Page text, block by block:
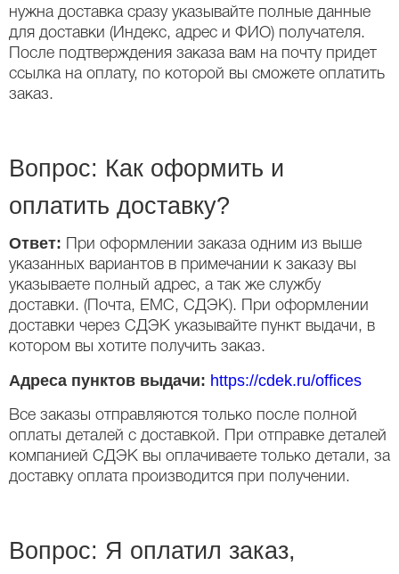
нужна доставка сразу указывайте полные данные
для доставки (Индекс, адрес и ФИО) получателя.
После подтверждения заказа вам на почту придет
ссылка на оплату, по которой вы сможете оплатить
заказ.
Вопрос: Как оформить и
оплатить доставку?
Ответ:
При оформлении заказа одним из выше
указанных вариантов в примечании к заказу вы
указываете полный адрес, а так же службу
доставки. (Почта, ЕМС, СДЭК). При оформлении
доставки через СДЭК указывайте пункт выдачи, в
котором вы хотите получить заказ.
Адреса пунктов выдачи: https://cdek.ru/offices
Все заказы отправляются только после полной
оплаты деталей с доставкой. При отправке деталей
компанией СДЭК вы оплачиваете только детали, за
доставку оплата производится при получении.
Вопрос: Я оплатил заказ,